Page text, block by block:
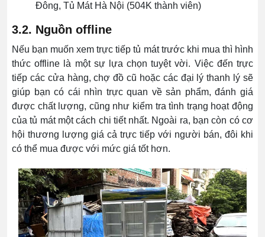
Đông, Tủ Mát Hà Nội (504K thành viên)
3.2. Nguồn offline
Nếu bạn muốn xem trực tiếp tủ mát trước khi mua thì hình
thức offline là một sự lựa chọn tuyệt vời. Việc đến trực
tiếp các cửa hàng, chợ đồ cũ hoặc các đại lý thanh lý sẽ
giúp bạn có cái nhìn trực quan về sản phẩm, đánh giá
được chất lượng, cũng như kiểm tra tình trạng hoạt động
của tủ mát một cách chi tiết nhất. Ngoài ra, bạn còn có cơ
hội thương lượng giá cả trực tiếp với người bán, đôi khi
có thể mua được với mức giá tốt hơn.